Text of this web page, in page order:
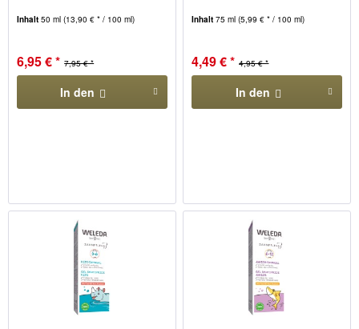
Inhalt50 ml(13,90 € * / 100 ml)
7,95 € *
6,95 € *
In den
Inhalt75 ml(5,99 € * / 100 ml)
4,95 € *
4,49 € *
In den